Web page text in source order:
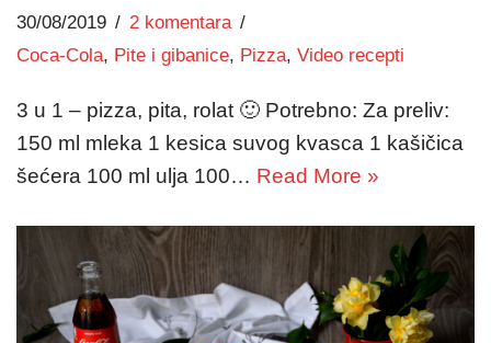
30/08/2019
2 komentara
Coca-Cola, Pite i gibanice, Pizza, Video recepti
3 u 1 – pizza, pita, rolat 🙂 Potrebno: Za preliv:
150 ml mleka 1 kesica suvog kvasca 1 kašičica
šećera 100 ml ulja 100… Read More »